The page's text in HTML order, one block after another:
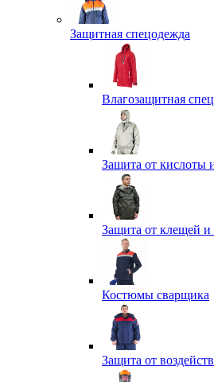
Защитная спецодежда
Влагозащитная
Защита от кислоты
Защита от клещей и
Костюмы сварщика
Защита от